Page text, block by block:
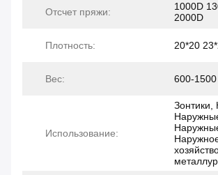
Отсчет пряжи:
1000D
2000D
Плотность: 20*20
Вес: 600-
Использование: